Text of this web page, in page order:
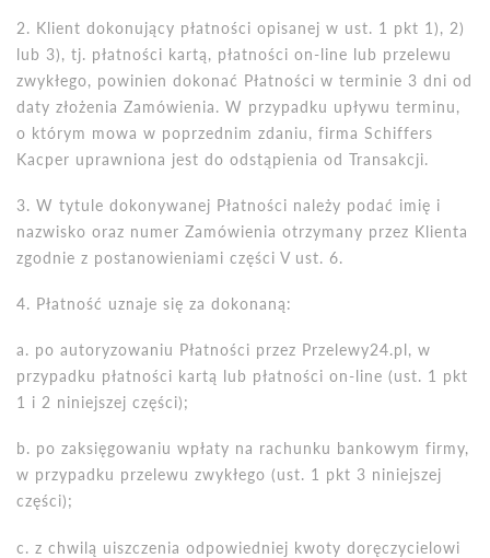
2. Klient dokonujący płatności opisanej w ust. 1 pkt 1), 2)
lub 3), tj. płatności kartą, płatności on-line lub przelewu
zwykłego, powinien dokonać Płatności w terminie 3 dni od
daty złożenia Zamówienia. W przypadku upływu terminu,
o którym mowa w poprzednim zdaniu, firma Schiffers
Kacper uprawniona jest do odstąpienia od Transakcji.
3. W tytule dokonywanej Płatności należy podać imię i
nazwisko oraz numer Zamówienia otrzymany przez Klienta
zgodnie z postanowieniami części V ust. 6.
4. Płatność uznaje się za dokonaną:
a. po autoryzowaniu Płatności przez Przelewy24.pl, w
przypadku płatności kartą lub płatności on-line (ust. 1 pkt
1 i 2 niniejszej części);
b. po zaksięgowaniu wpłaty na rachunku bankowym firmy,
w przypadku przelewu zwykłego (ust. 1 pkt 3 niniejszej
części);
c. z chwilą uiszczenia odpowiedniej kwoty doręczycielowi